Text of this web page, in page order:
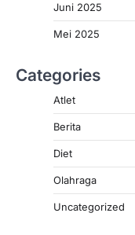
Juni 2025
Mei 2025
Categories
Atlet
Berita
Diet
Olahraga
Uncategorized